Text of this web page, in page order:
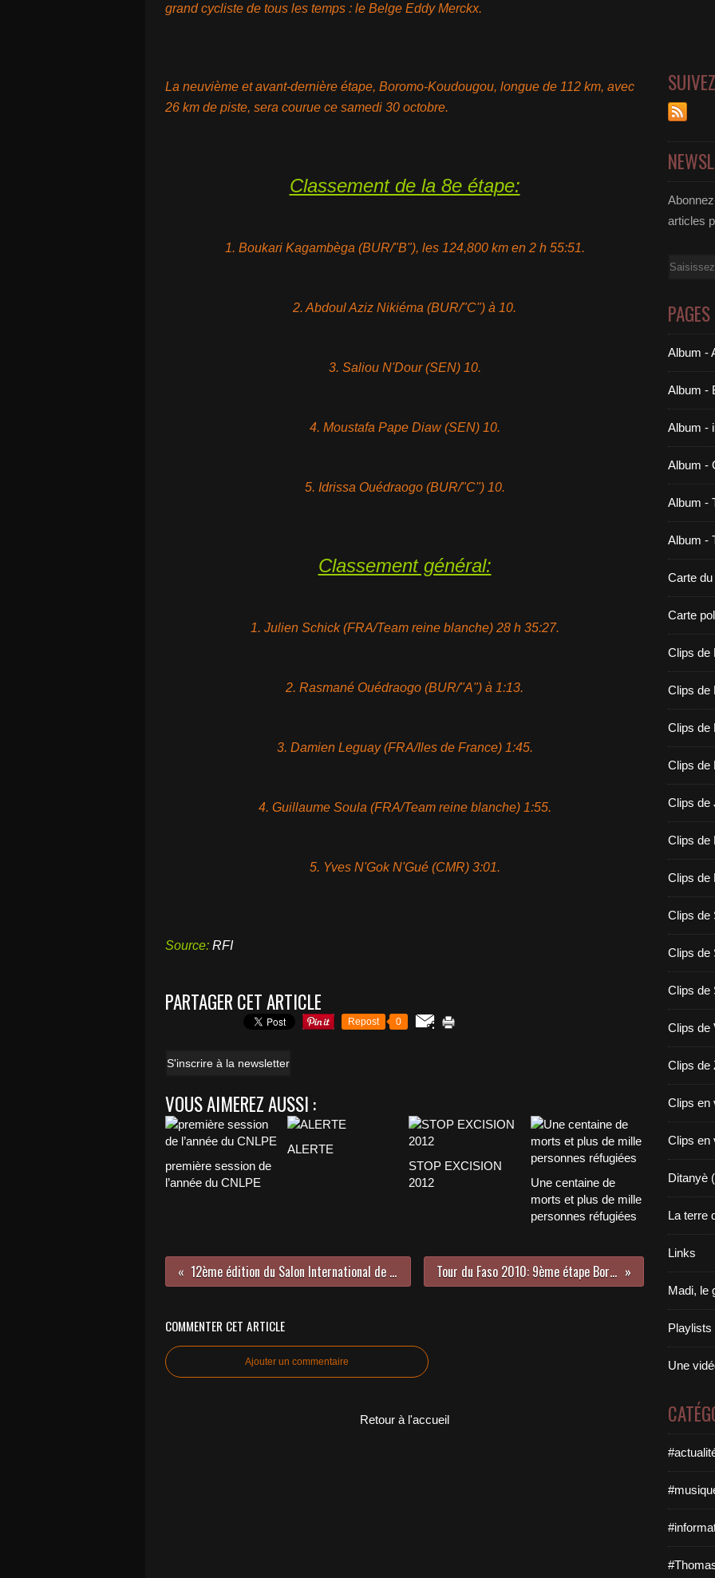
grand cycliste de tous les temps : le Belge Eddy Merckx.
La neuvième et avant-dernière étape, Boromo-Koudougou, longue de 112 km, avec
26 km de piste, sera courue ce samedi 30 octobre.
Classement de la 8e étape:
1. Boukari Kagambèga (BUR/"B"), les 124,800 km en 2 h 55:51.
2. Abdoul Aziz Nikiéma (BUR/"C") à 10.
3. Saliou N'Dour (SEN) 10.
4. Moustafa Pape Diaw (SEN) 10.
5. Idrissa Ouédraogo (BUR/"C") 10.
Classement général:
1. Julien Schick (FRA/Team reine blanche) 28 h 35:27.
2. Rasmané Ouédraogo (BUR/"A") à 1:13.
3. Damien Leguay (FRA/Iles de France) 1:45.
4. Guillaume Soula (FRA/Team reine blanche) 1:55.
5. Yves N'Gok N'Gué (CMR) 3:01.
Source: RFI
PARTAGER CET ARTICLE
Repost 0
S'inscrire à la newsletter
VOUS AIMEREZ AUSSI :
première session de
l’année du CNLPE
ALERTE
STOP EXCISION
2012
Une centaine de
morts et plus de mille
personnes réfugiées
12ème édition du Salon International de l’Artisanat de Ouagadougou Tour du Faso 2010: 9ème étape Boromo-Koudougou (112km)
COMMENTER CET ARTICLE
Ajouter un commentaire
Retour à l'accueil
articles
Email
PAGES
Album -
Album -
Album -
Album -
Album -
Album -
Carte
Carte
Clips de
Clips de
Clips de
Clips de
Clips de
Clips de
Clips de
Clips de
Clips de
Clips de
Clips de
Clips de
Clips en
Clips en
Ditanyè
La terre
Links
Madi, le
Une